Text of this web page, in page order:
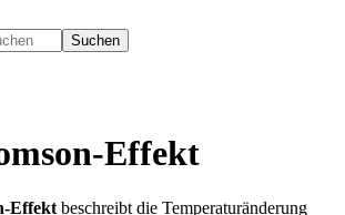
Effekt
Effekt beschreibt die Temperaturänderung